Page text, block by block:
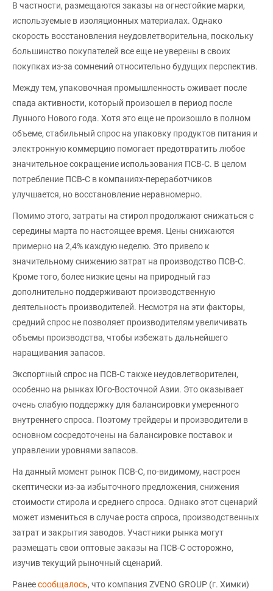
В частности, размещаются заказы на огнестойкие марки,
используемые в изоляционных материалах. Однако
скорость восстановления неудовлетворительна, поскольку
большинство покупателей все еще не уверены в своих
покупках из-за сомнений относительно будущих перспектив.
Между тем, упаковочная промышленность оживает после
спада активности, который произошел в период после
Лунного Нового года. Хотя это еще не произошло в полном
объеме, стабильный спрос на упаковку продуктов питания и
электронную коммерцию помогает предотвратить любое
значительное сокращение использования ПСВ-С. В целом
потребление ПСВ-С в компаниях-переработчиков
улучшается, но восстановление неравномерно.
Помимо этого, затраты на стирол продолжают снижаться с
середины марта по настоящее время. Цены снижаются
примерно на 2,4% каждую неделю. Это привело к
значительному снижению затрат на производство ПСВ-С.
Кроме того, более низкие цены на природный газ
дополнительно поддерживают производственную
деятельность производителей. Несмотря на эти факторы,
средний спрос не позволяет производителям увеличивать
объемы производства, чтобы избежать дальнейшего
наращивания запасов.
Экспортный спрос на ПСВ-С также неудовлетворителен,
особенно на рынках Юго-Восточной Азии. Это оказывает
очень слабую поддержку для балансировки умеренного
внутреннего спроса. Поэтому трейдеры и производители в
основном сосредоточены на балансировке поставок и
управлении уровнями запасов.
На данный момент рынок ПСВ-С, по-видимому, настроен
скептически из-за избыточного предложения, снижения
стоимости стирола и среднего спроса. Однако этот сценарий
может измениться в случае роста спроса, производственных
затрат и закрытия заводов. Участники рынка могут
размещать свои оптовые заказы на ПСВ-С осторожно,
изучив текущий рыночный сценарий.
Ранеесообщалось, что компания ZVENO GROUP (г. Химки)